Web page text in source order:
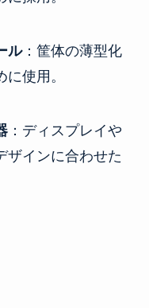
ル：筐体の薄型化
使用。
：ディスプレイや
ザインに合わせた